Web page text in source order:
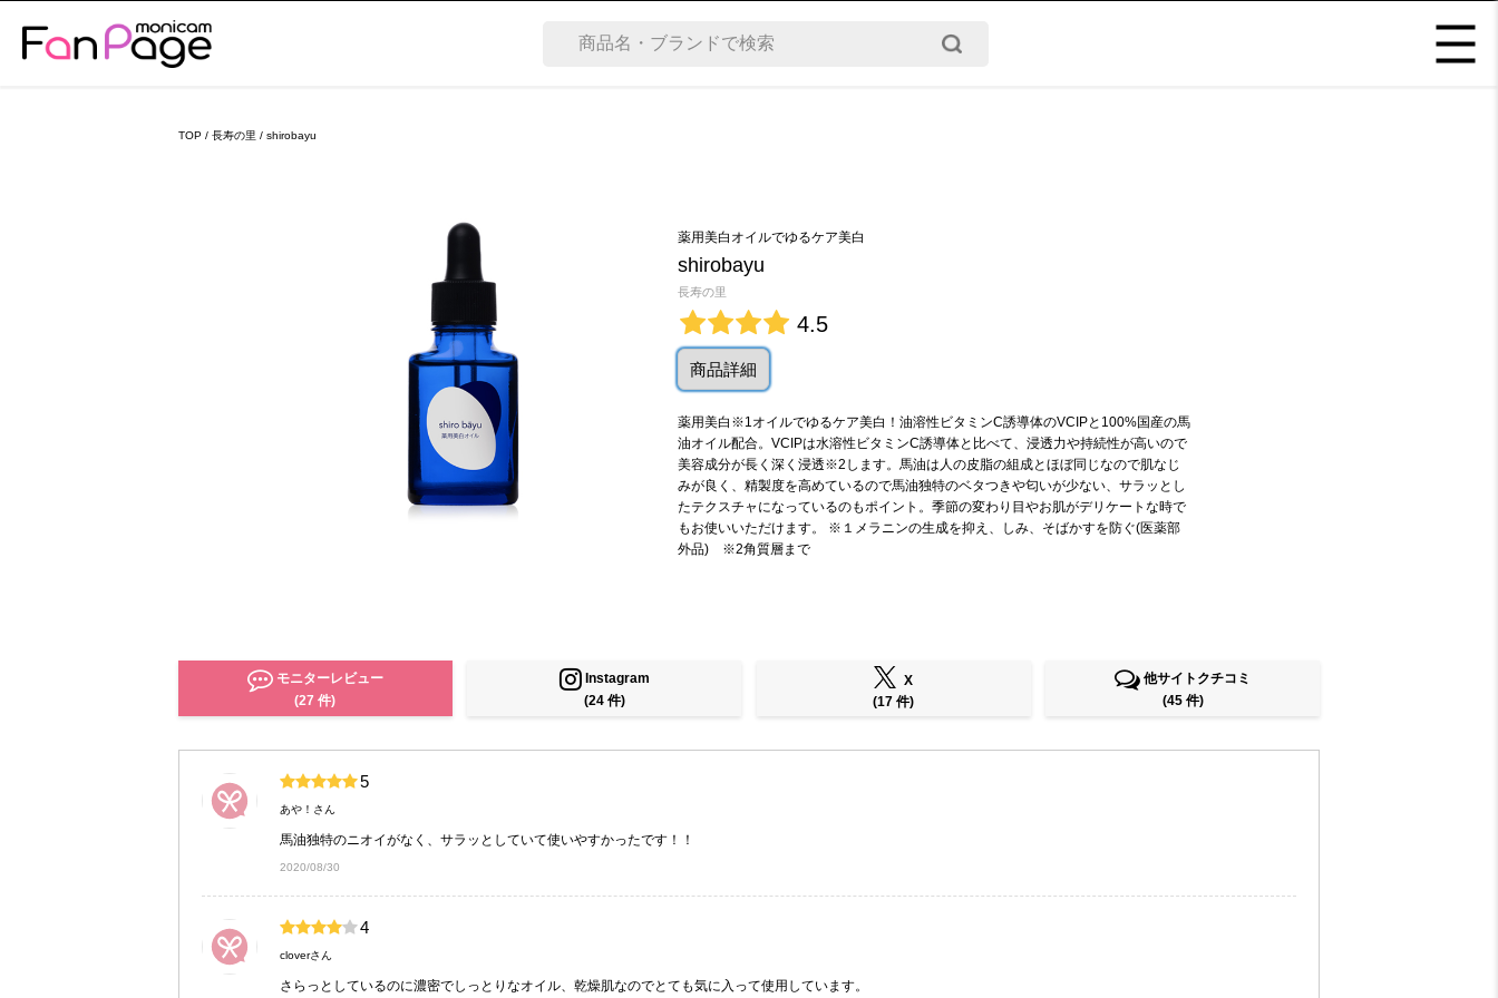
TOP / 長寿の里 / shirobayu
薬用美白オイルでゆるケア美白
shirobayu
長寿の里
4.5
商品詳細
薬用美白※1オイルでゆるケア美白！油溶性ビタミンC誘導体のVCIPと100%国産の馬
油オイル配合。VCIPは水溶性ビタミンC誘導体と比べて、浸透力や持続性が高いので
美容成分が長く深く浸透※2します。馬油は人の皮脂の組成とほぼ同じなので肌なじ
みが良く、精製度を高めているので馬油独特のベタつきや匂いが少ない、サラッとし
たテクスチャになっているのもポイント。季節の変わり目やお肌がデリケートな時で
もお使いいただけます。 ※１メラニンの生成を抑え、しみ、そばかすを防ぐ(医薬部
外品) ※2角質層まで
モニターレビュー
(27 件)
Instagram
(24 件)
X
(17 件)
他サイトクチコミ
(45 件)
5
あや！さん
馬油独特のニオイがなく、サラッとしていて使いやすかったです！！
2020/08/30
4
cloverさん
さらっとしているのに濃密でしっとりなオイル、乾燥肌なのでとても気に入って使用しています。